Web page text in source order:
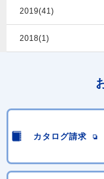
2019(41)
2018(1)
カタログ請求